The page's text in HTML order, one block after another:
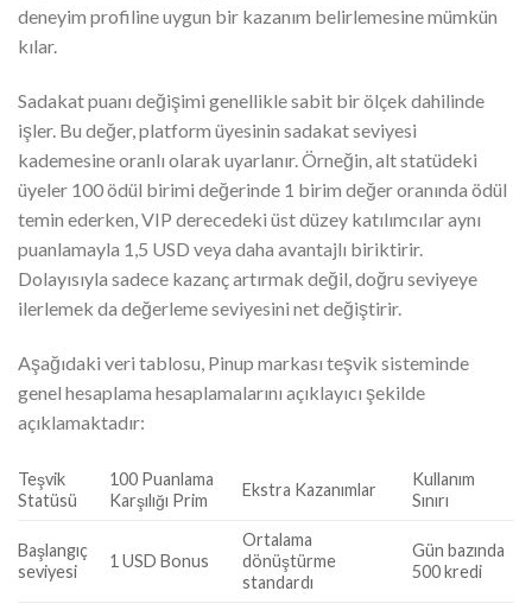
deneyim profiline uygun bir kazanım belirlemesine mümkün
kılar.
Sadakat puanı değişimi genellikle sabit bir ölçek dahilinde
işler. Bu değer, platform üyesinin sadakat seviyesi
kademesine oranlı olarak uyarlanır. Örneğin, alt statüdeki
üyeler 100 ödül birimi değerinde 1 birim değer oranında ödül
temin ederken, VIP derecedeki üst düzey katılımcılar aynı
puanlamayla 1,5 USD veya daha avantajlı biriktirir.
Dolayısıyla sadece kazanç artırmak değil, doğru seviyeye
ilerlemek da değerleme seviyesini net değiştirir.
Aşağıdaki veri tablosu, Pinup markası teşvik sisteminde
genel hesaplama hesaplamalarını açıklayıcı şekilde
açıklamaktadır:
Teşvik
Statüsü
100 Puanlama
Karşılığı Prim
Ekstra Kazanımlar
Kullanım
Sınırı
Başlangıç
seviyesi
1 USD Bonus
Ortalama
dönüştürme
standardı
Gün bazında
500 kredi